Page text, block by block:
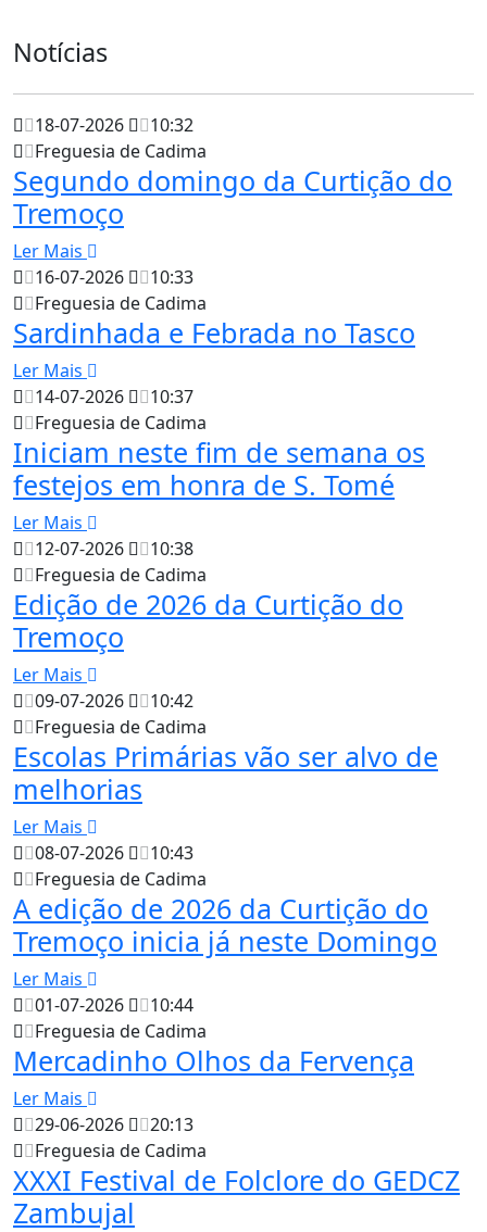
Notícias
18-07-2026
10:32
Freguesia de Cadima
Segundo domingo da Curtição do
Tremoço
Ler Mais
16-07-2026
10:33
Freguesia de Cadima
Sardinhada e Febrada no Tasco
Ler Mais
14-07-2026
10:37
Freguesia de Cadima
Iniciam neste fim de semana os
festejos em honra de S. Tomé
Ler Mais
12-07-2026
10:38
Freguesia de Cadima
Edição de 2026 da Curtição do
Tremoço
Ler Mais
09-07-2026
10:42
Freguesia de Cadima
Escolas Primárias vão ser alvo de
melhorias
Ler Mais
08-07-2026
10:43
Freguesia de Cadima
A edição de 2026 da Curtição do
Tremoço inicia já neste Domingo
Ler Mais
01-07-2026
10:44
Freguesia de Cadima
Mercadinho Olhos da Fervença
Ler Mais
29-06-2026
20:13
Freguesia de Cadima
XXXI Festival de Folclore do GEDCZ
Zambujal